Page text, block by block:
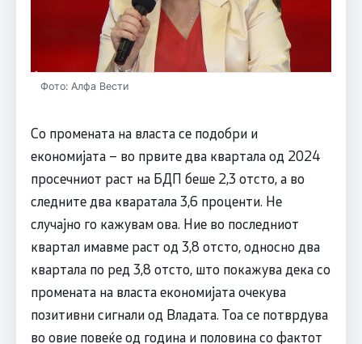
Фото: Алфа Вести
Со промената на власта се подобри и
економијата – во првите два квартала од 2024
просечниот раст на БДП беше 2,3 отсто, а во
следните два кваратала 3,6 проценти. Не
случајно го кажувам ова. Ние во последниот
квартал имавме раст од 3,8 отсто, односно два
квартала по ред 3,8 отсто, што покажува дека со
промената на власта економијата очекува
позитивни сигнали од Владата. Тоа се потврдува
во овие повеќе од година и половина со фактот